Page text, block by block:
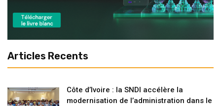
Articles Recents
Côte d’Ivoire : la SNDI accélère la
modernisation de l’administration dans le